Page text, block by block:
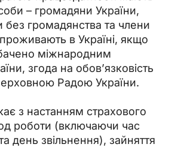
– громадяни України,
без громадянства та члени
проживають в Україні, якщо
міжнародним
згода на обов’язковість
Радою України.
з настанням страхового
роботи (включаючи час
день звільнення), зайняття